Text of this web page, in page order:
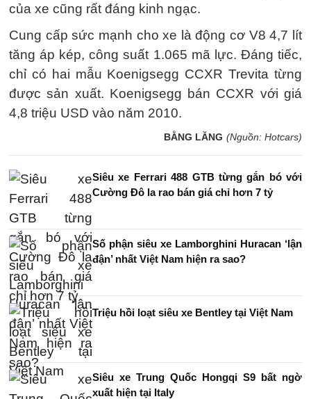
của xe cũng rất đáng kinh ngạc.
Cung cấp sức mạnh cho xe là động cơ V8 4,7 lít
tăng áp kép, công suất 1.065 mã lực. Đáng tiếc,
chỉ có hai mẫu Koenigsegg CCXR Trevita từng
được sản xuất. Koenigsegg bán CCXR với giá
4,8 triệu USD vào năm 2010.
BẰNG LĂNG (Nguồn: Hotcars)
Siêu xe Ferrari 488 GTB từng gắn bó với
Cường Đô la rao bán giá chỉ hơn 7 tỷ
Số phận siêu xe Lamborghini Huracan ‘lận
đận’ nhất Việt Nam hiện ra sao?
Triệu hồi loạt siêu xe Bentley tại Việt Nam
Siêu xe Trung Quốc Hongqi S9 bất ngờ
xuất hiện tại Italy